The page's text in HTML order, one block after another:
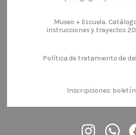
Museo + Escuela.
instrucciones y trayectos
Política de tratamiento de
Inscripciones: